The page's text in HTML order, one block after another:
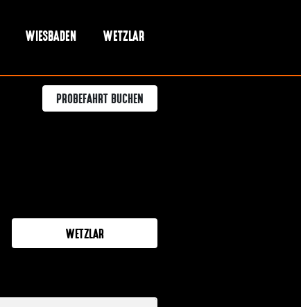
WIESBADEN WETZLAR
PROBEFAHRT BUCHEN
WETZLAR